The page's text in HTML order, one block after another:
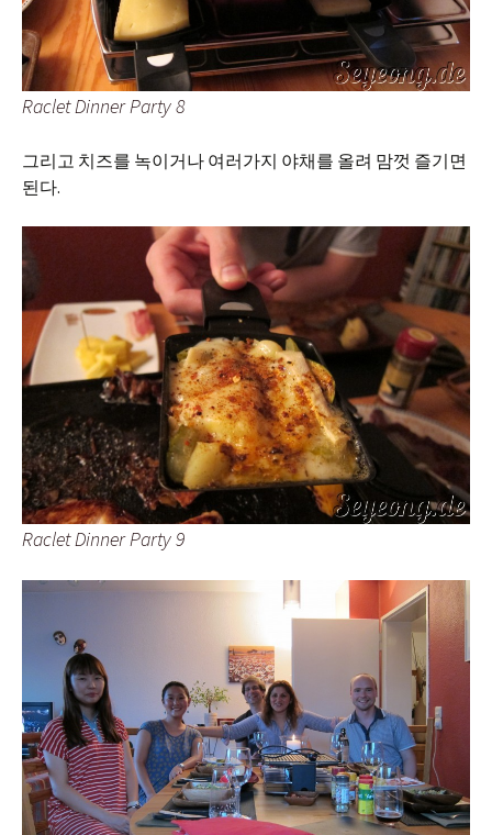
Raclet Dinner Party 8
그리고 치즈를 녹이거나 여러가지 야채를 올려 맘껏 즐기면
된다.
Raclet Dinner Party 9